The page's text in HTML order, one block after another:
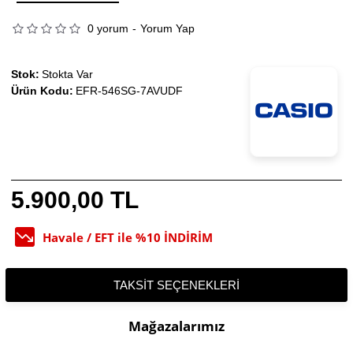
0 yorum - Yorum Yap
5.900,00 TL
Havale / EFT ile %10 İNDİRİM
Stok: Stokta Var
Ürün Kodu: EFR-546SG-7AVUDF
TAKSIT SEÇENEKLERI
Mağazalarımız